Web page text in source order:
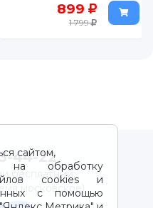
899
1 799
сайтом,
на обработку
cookies и
с помощью
44-22
бесплатный
московское)